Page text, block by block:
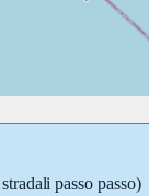
passo passo)